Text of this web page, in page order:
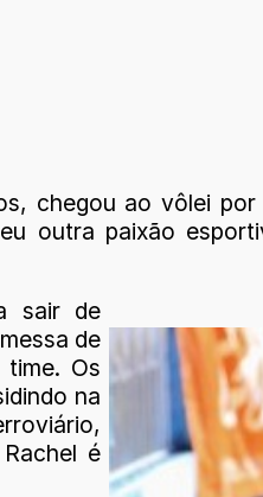
chegou ao vôlei
outra paixão
sair de
de
Os
na
é